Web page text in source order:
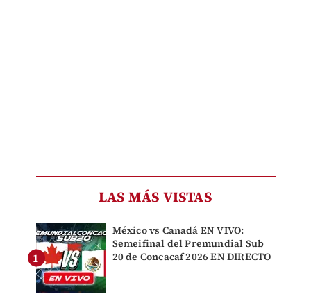
LAS MÁS VISTAS
México vs Canadá EN VIVO:
Semeifinal del Premundial Sub
20 de Concacaf 2026 EN DIRECTO